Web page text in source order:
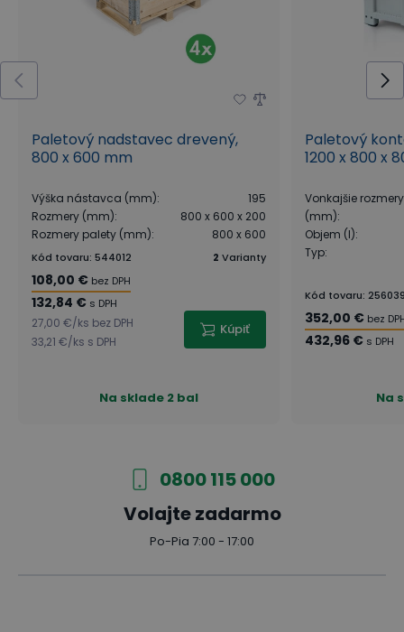
Paletový nadstavec drevený,
800 x 600 mm
Výška nástavca (mm):
195
Rozmery (mm):
800 x 600 x 200
Rozmery palety (mm): 800 x 600
Kód tovaru: 544012 2 Varianty
108,00 € bez DPH
132,84 € s DPH
27,00 €/ks bez DPH
33,21 €/ks s DPH
Kúpiť
Na sklade 2 bal
Paletový
1200 x 800 x
Vonkajšie
(mm):
Objem (l):
Typ:
Kód tovaru:
352,00 € bez
432,96 € s DPH
Na
0800 115 000
Volajte zadarmo
Po-Pia 7:00 - 17:00